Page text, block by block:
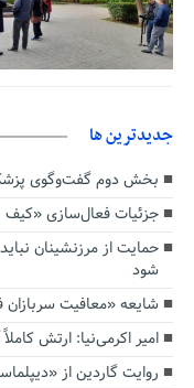
جديدترين ها
بخش دوم گفت‌وگوی
جزئیات فعال‌سازی «کیف
حمایت از مرزنشینان
شود
شایعه «معافیت
امیر اکرمی‌نیا: ارتش
روایت گاردین از